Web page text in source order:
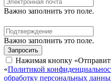
Важно заполнить это поле.
Важно заполнить это поле.
Запросить
Нажимая кнопку
«Политикой
обработку персональных